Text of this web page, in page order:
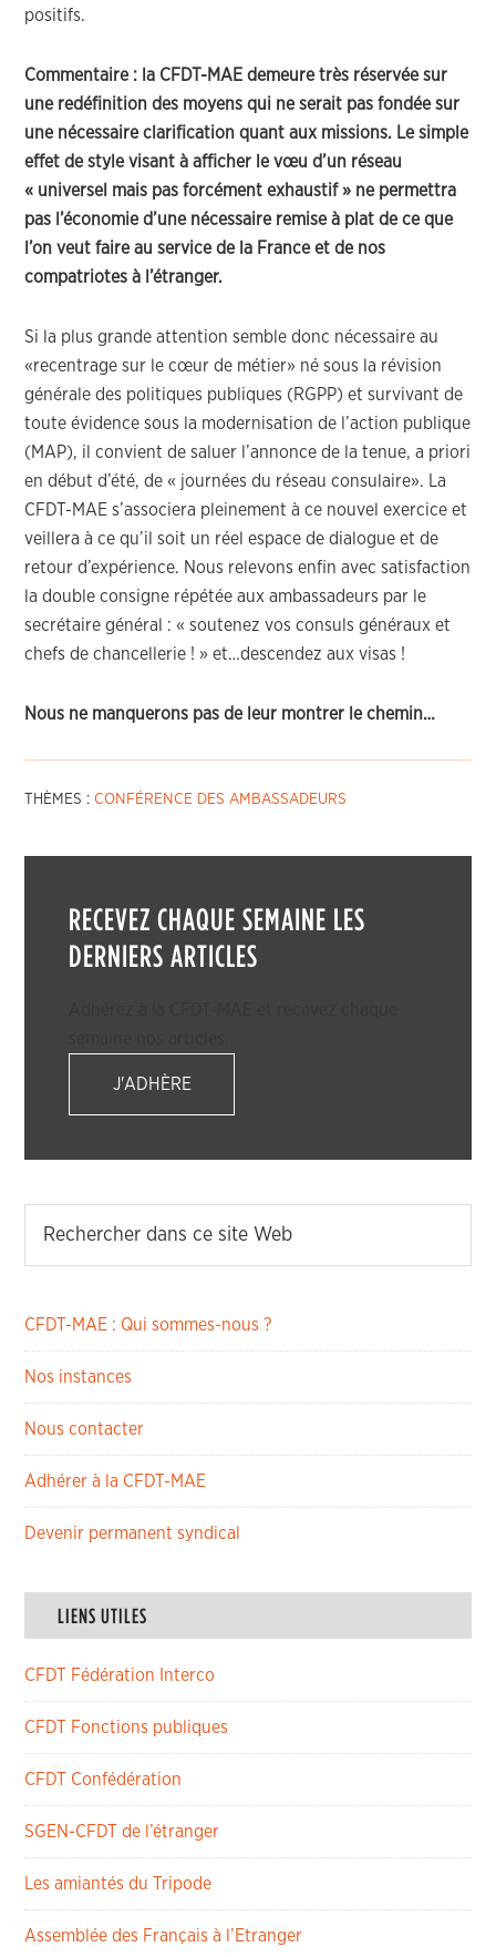
positifs.
Commentaire : la CFDT-MAE demeure très réservée sur
une redéfinition des moyens qui ne serait pas fondée sur
une nécessaire clarification quant aux missions. Le simple
effet de style visant à afficher le vœu d’un réseau
« universel mais pas forcément exhaustif » ne permettra
pas l’économie d’une nécessaire remise à plat de ce que
l’on veut faire au service de la France et de nos
compatriotes à l’étranger.
Si la plus grande attention semble donc nécessaire au
«recentrage sur le cœur de métier» né sous la révision
générale des politiques publiques (RGPP) et survivant de
toute évidence sous la modernisation de l’action publique
(MAP), il convient de saluer l’annonce de la tenue, a priori
en début d’été, de « journées du réseau consulaire». La
CFDT-MAE s’associera pleinement à ce nouvel exercice et
veillera à ce qu’il soit un réel espace de dialogue et de
retour d’expérience. Nous relevons enfin avec satisfaction
la double consigne répétée aux ambassadeurs par le
secrétaire général : « soutenez vos consuls généraux et
chefs de chancellerie ! » et…descendez aux visas !
Nous ne manquerons pas de leur montrer le chemin…
THÈMES :CONFÉRENCE DES AMBASSADEURS
RECEVEZ CHAQUE SEMAINE LES
DERNIERS ARTICLES
J'ADHÈRE
CFDT-MAE : Qui sommes-nous ?
Nos instances
Nous contacter
Adhérer à la CFDT-MAE
Devenir permanent syndical
LIENS UTILES
CFDT Fédération Interco
CFDT Fonctions publiques
CFDT Confédération
SGEN-CFDT de l’étranger
Les amiantés du Tripode
Assemblée des Français à l’Etranger